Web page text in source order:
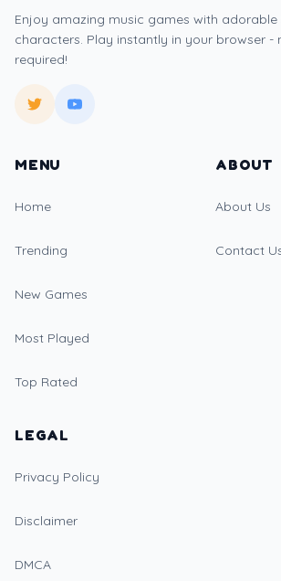
Enjoy amazing music games with adorable
characters. Play instantly in your browser -
required!
MENU
Home
Trending
New Games
Most Played
Top Rated
ABOUT
About Us
Contact
LEGAL
Privacy Policy
Disclaimer
DMCA